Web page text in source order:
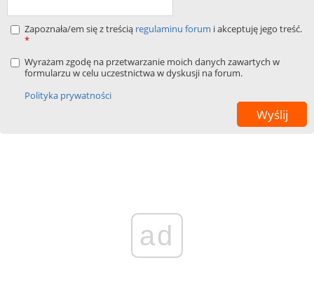
Zapoznała/em się z treścią regulaminu forum i akceptuję jego treść.
*
Wyrażam zgodę na przetwarzanie moich danych zawartych w
formularzu w celu uczestnictwa w dyskusji na forum.
Polityka prywatności
ad